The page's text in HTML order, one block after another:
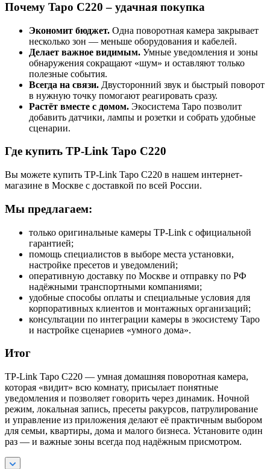
Почему Tapo C220 – удачная покупка
Экономит бюджет. Одна поворотная камера закрывает
несколько зон — меньше оборудования и кабелей.
Делает важное видимым. Умные уведомления и зоны
обнаружения сокращают «шум» и оставляют только
полезные события.
Всегда на связи. Двусторонний звук и быстрый поворот
в нужную точку помогают реагировать сразу.
Растёт вместе с домом. Экосистема Tapo позволит
добавить датчики, лампы и розетки и собрать удобные
сценарии.
Где купить TP-Link Tapo C220
Вы можете купить TP-Link Tapo C220 в нашем интернет-
магазине в Москве с доставкой по всей России.
Мы предлагаем:
только оригинальные камеры TP-Link с официальной
гарантией;
помощь специалистов в выборе места установки,
настройке пресетов и уведомлений;
оперативную доставку по Москве и отправку по РФ
надёжными транспортными компаниями;
удобные способы оплаты и специальные условия для
корпоративных клиентов и монтажных организаций;
консультации по интеграции камеры в экосистему Tapo
и настройке сценариев «умного дома».
Итог
TP-Link Tapo C220 — умная домашняя поворотная камера,
которая «видит» всю комнату, присылает понятные
уведомления и позволяет говорить через динамик. Ночной
режим, локальная запись, пресеты ракурсов, патрулирование
и управление из приложения делают её практичным выбором
для семьи, квартиры, дома и малого бизнеса. Установите один
раз — и важные зоны всегда под надёжным присмотром.